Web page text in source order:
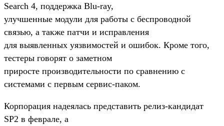
Search 4, поддержка Blu-ray,
улучшенные модули для работы с беспроводной
связью, а также патчи и исправления
для выявленных уязвимостей и ошибок. Кроме того,
тестеры говорят о заметном
приросте производительности по сравнению с
системами с первым сервис-паком.
Корпорация надеялась представить релиз-кандидат
SP2 в феврале, а